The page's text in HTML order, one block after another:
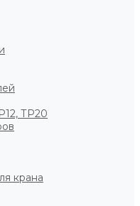
ТР20
крана